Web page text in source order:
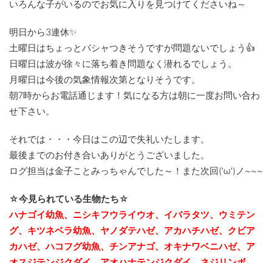
いろんな子がいるのでお気に入りを見つけてくださいね～
明日から3連休✨
土曜日はちょっとパシャつきそうですが問題ないでしょう👍
日曜日は波が徐々に落ち着き問題なく潜れるでしょう。
月曜日は今後の気象情報次第となりそうです。
朝7時からお電話通じます！気になる方は朝に一度お問い合わ
せ下さい。
それでは・・・今日はこの辺で失礼いたします。
最後までのお付き合いありがとうございました。
ログ担当は金子ことみっちゃんでした～！また次回('ω')ノ~~~
☆今見られている生物たち☆
ハナゴイ幼魚、ニシキフウライウオ、イバラタツ、ウミテン
グ、キツネベラ幼魚、ヤノダテハゼ、アカハチハゼ、クビア
カハゼ、ハコフグ幼魚、チンアナゴ、 オキナワベニハゼ、ア